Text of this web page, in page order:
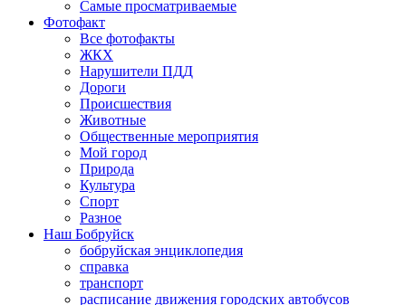
Самые просматриваемые
Фотофакт
Все фотофакты
ЖКХ
Нарушители ПДД
Дороги
Происшествия
Животные
Общественные мероприятия
Мой город
Природа
Культура
Спорт
Разное
Наш Бобруйск
бобруйская энциклопедия
справка
транспорт
расписание движения городских автобусов